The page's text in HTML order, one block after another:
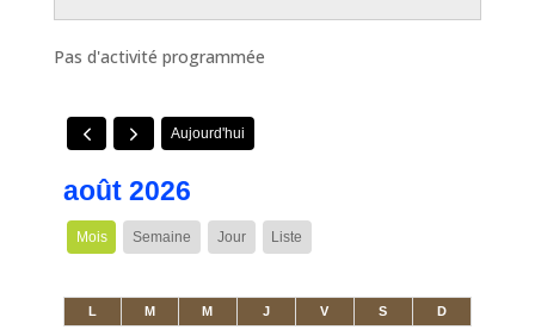
Pas d'activité programmée
Aujourd'hui
août 2026
Mois Semaine Jour Liste
L M M J V S D